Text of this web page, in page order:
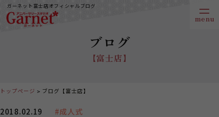
ガーネット富士店オフィシャルブログ
ブログ
【富士店】
2018.02.19 #成人式
トップページ ブログ【富士店】